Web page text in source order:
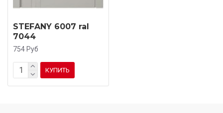
STEFANY 6007 ral
7044
754 Руб
КУПИТЬ